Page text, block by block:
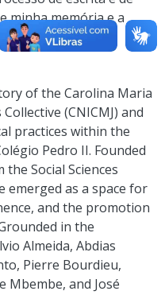
minha memória e a
of the Carolina Maria
(CNICMJ) and
practices within the
Pedro II. Founded
Social Sciences
emerged as a space for
and the promotion
in the
Almeida, Abdias
Pierre Bourdieu,
Mbembe, and José